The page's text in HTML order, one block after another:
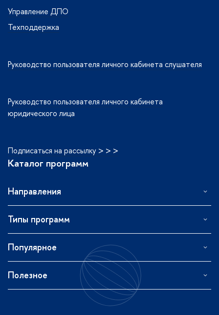
Управление ДПО
Техподдержка
Руководство пользователя личного кабинета слушателя
Руководство пользователя личного кабинета
юридического лица
Подписаться на рассылку > > >
Каталог программ
Направления
Типы программ
Популярное
Полезное